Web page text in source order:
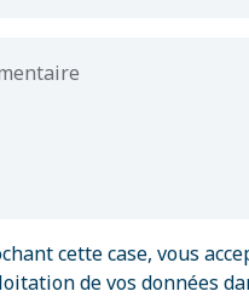
cette case, vous
de vos données